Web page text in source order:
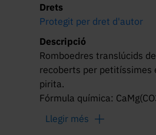
Drets
Protegit per dret d'autor
Descripció
Romboedres translúcids
recoberts per petitíssimes
pirita.
Fórmula química:
de calci i magnesi.
Llegir més